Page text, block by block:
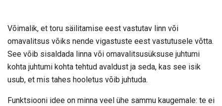
Võimalik, et toru säilitamise eest vastutav linn või
omavalitsus võiks nende vigastuste eest vastutusele võtta.
See võib sisaldada linna või omavalitsusüksuse juhtumi
kohta juhtumi kohta tehtud avaldust ja seda, kas see isik
usub, et mis tahes hooletus võib juhtuda.
Funktsiooni idee on minna veel ühe sammu kaugemale: te ei